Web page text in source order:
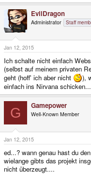
EvilDragon
Administrator Staff
Jan 12, 2015
Ich schalte nicht einfach
(selbst auf meinem privaten
geht (hoff' ich aber nicht
),
einfach ins Nirvana schicken...
G Gamepower
Well-Known Member
Jan 12, 2015
ed...? wann genau hast du
wielange gibts das projekt
nicht überzeugt....